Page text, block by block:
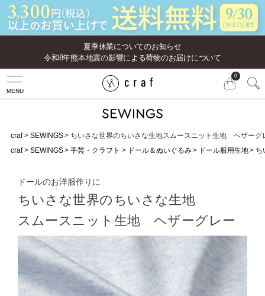
夏季休業についてのお知らせ
令和8年熊本地震の影響による荷物のお届けについて
MENU
0
craf SEWINGS
ちいさな世界のちいさな生地スムースニット生地 ヘザーグ
craf
SEWINGS 手芸・クラフト ドール＆ぬいぐるみ ドール服用生地 ち
ドールのお洋服作りに
ちいさな世界のちいさな生地
スムースニット生地 ヘザーグレー